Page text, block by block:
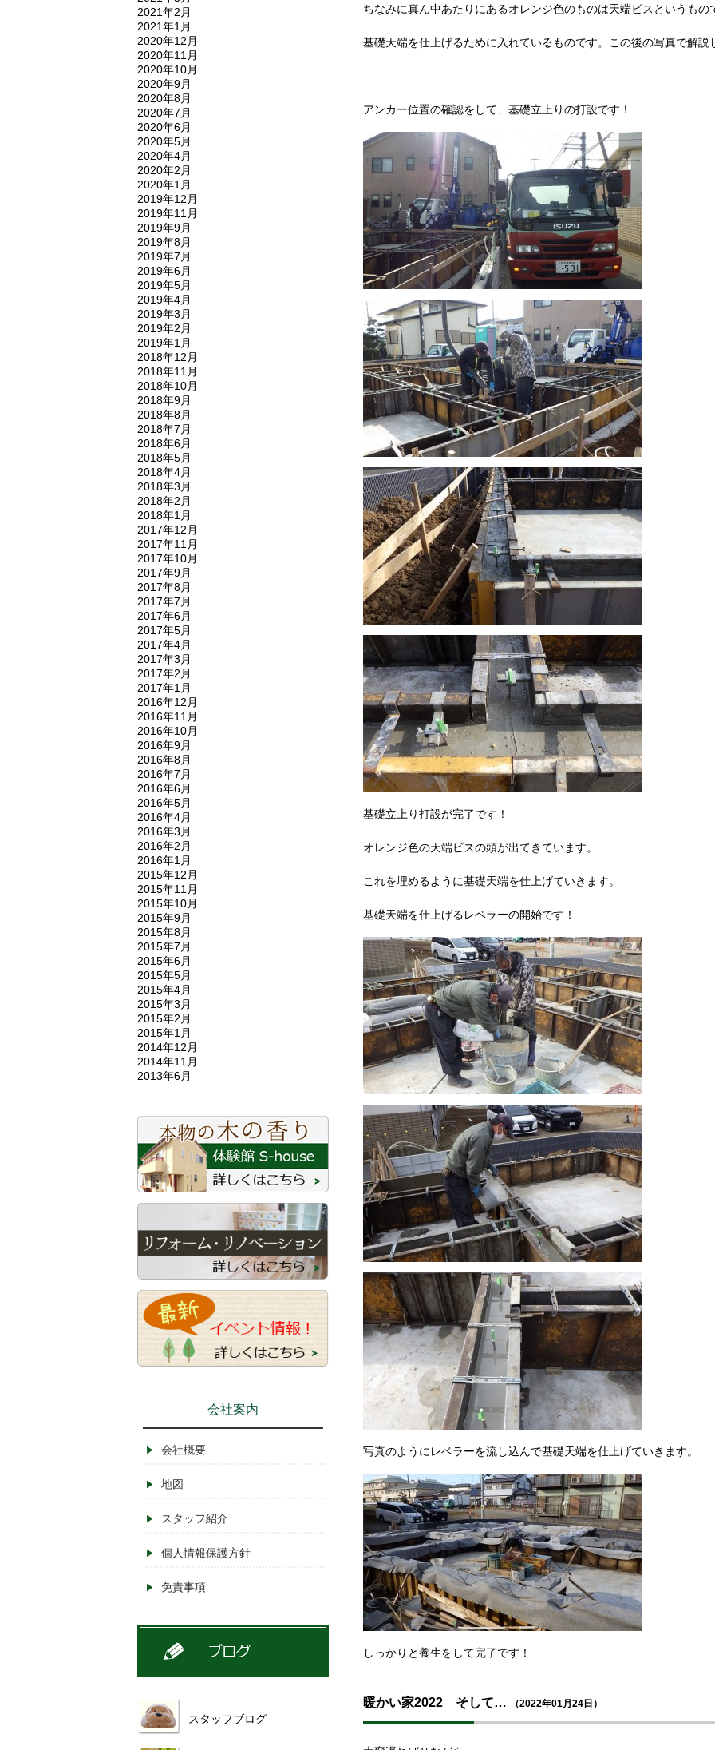
ちなみに真ん中あたりにあるオレンジ色のものは天端ビスというもの
基礎天端を仕上げるために入れているものです。この後の写真で解説
アンカー位置の確認をして、基礎立上りの打設です！
基礎立上り打設が完了です！
オレンジ色の天端ビスの頭が出てきています。
これを埋めるように基礎天端を仕上げていきます。
基礎天端を仕上げるレベラーの開始です！
写真のようにレベラーを流し込んで基礎天端を仕上げていきます。
しっかりと養生をして完了です！
暖かい家2022 そして… （2022年01月24日）
2021年2月
2021年1月
2020年12月
2020年11月
2020年10月
2020年9月
2020年8月
2020年7月
2020年6月
2020年5月
2020年4月
2020年2月
2020年1月
2019年12月
2019年11月
2019年9月
2019年8月
2019年7月
2019年6月
2019年5月
2019年4月
2019年3月
2019年2月
2019年1月
2018年12月
2018年11月
2018年10月
2018年9月
2018年8月
2018年7月
2018年6月
2018年5月
2018年4月
2018年3月
2018年2月
2018年1月
2017年12月
2017年11月
2017年10月
2017年9月
2017年8月
2017年7月
2017年6月
2017年5月
2017年4月
2017年3月
2017年2月
2017年1月
2016年12月
2016年11月
2016年10月
2016年9月
2016年8月
2016年7月
2016年6月
2016年5月
2016年4月
2016年3月
2016年2月
2016年1月
2015年12月
2015年11月
2015年10月
2015年9月
2015年8月
2015年7月
2015年6月
2015年5月
2015年4月
2015年3月
2015年2月
2015年1月
2014年12月
2014年11月
2013年6月
会社案内
会社概要
地図
スタッフ紹介
個人情報保護方針
免責事項
スタッフブログ